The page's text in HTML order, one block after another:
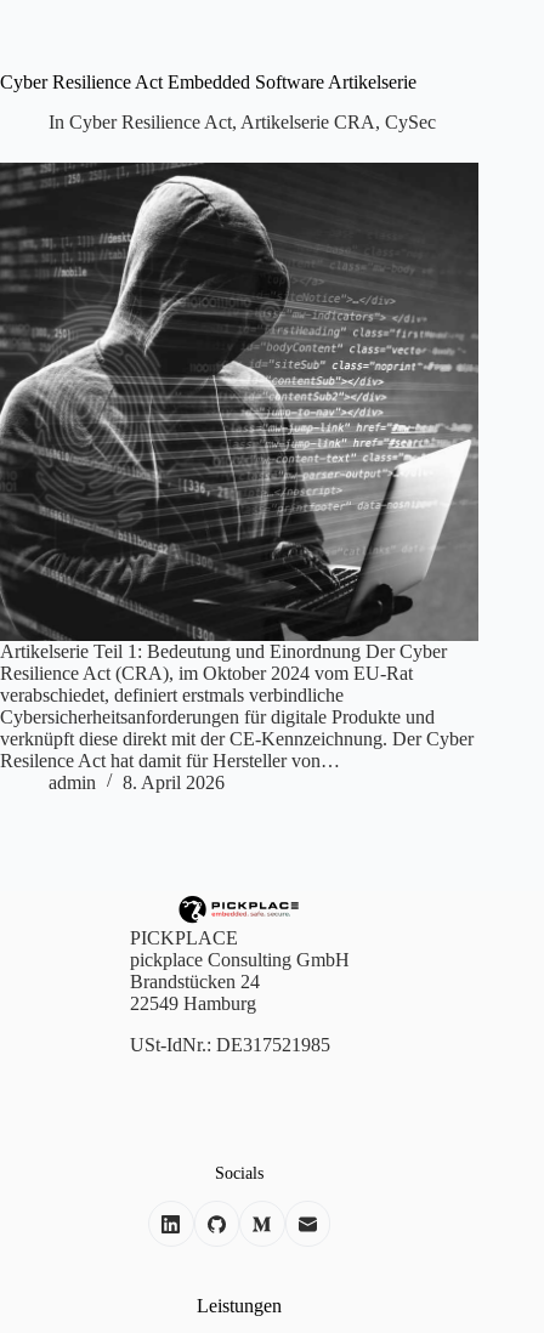
Cyber Resilience Act Embedded Software Artikelserie
In Cyber Resilience Act, Artikelserie CRA,CySec
Artikelserie Teil 1: Bedeutung und Einordnung Der Cyber
Resilience Act (CRA), im Oktober 2024 vom EU-Rat
verabschiedet, definiert erstmals verbindliche
Cybersicherheitsanforderungen für digitale Produkte und
verknüpft diese direkt mit der CE-Kennzeichnung. Der Cyber
Resilence Act hat damit für Hersteller von…
admin
8. April 2026
PICKPLACE
pickplace Consulting GmbH
Brandstücken 24
22549 Hamburg
USt-IdNr.: DE317521985
Socials
Leistungen